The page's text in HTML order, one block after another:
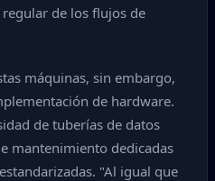
de los flujos de
máquinas, sin embargo,
de hardware.
de tuberías de datos
mantenimiento dedicadas
"Al igual que